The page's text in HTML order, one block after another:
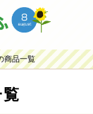
商品一覧
覧